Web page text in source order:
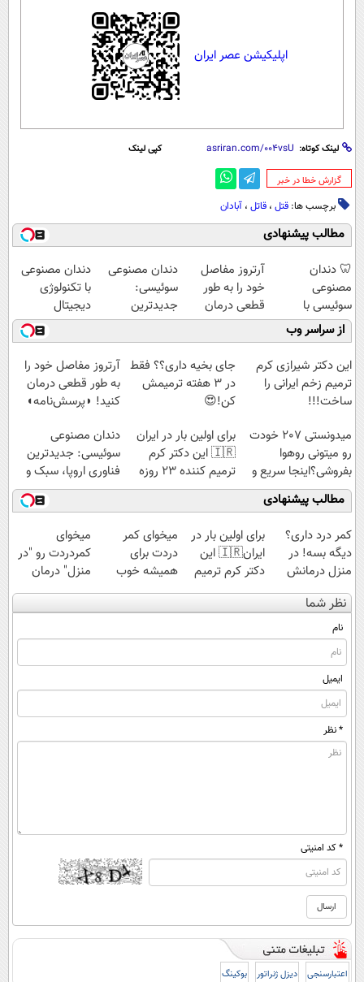
اپلیکیشن عصر ایران
لینک کوتاه: کپی لینک
‌گزارش خطا در خبر
برچسب ها: قتل ، قاتل ، آبادان
مطالب پیشنهادی
🦷 دندان
مصنوعی
سوئیسی با
تکنولوژی
دیجیتال |
پرداخت در 4
قسط |📍 تهران
آرتروز مفاصل
خود را به طور
قطعی درمان
کنید!
◗پرسش‌نامه◖
دندان مصنوعی
سوئیسی:
جدیدترین
فناوری اروپا،
سبک و مقاوم |
پرداخت قسطی
دندان مصنوعی
با تکنولوژی
دیجیتال
سوئیسی🇨🇭
از سراسر وب
این دکتر شیرازی کرم
ترمیم زخم ایرانی را
ساخت!!!
جای بخیه داری؟؟ فقط
در 3 هفته ترمیمش
کن!😍
آرتروز مفاصل خود را
به طور قطعی درمان
کنید! ◗پرسش‌نامه◖
میدونستی 207 خودت
رو میتونی روهوا
بفروشی؟اینجا سریع و
راحت بفروش
برای اولین بار در ایران
🇮🇷 این دکتر کرم
ترمیم کننده 23 روزه
ساخت!
دندان مصنوعی
سوئیسی: جدیدترین
فناوری اروپا، سبک و
مقاوم | پرداخت
مطالب پیشنهادی
کمر درد داری؟
دیگه بسه! در
منزل درمانش
کن
(◀پرسش‌نامه)
برای اولین بار در
ایران🇮🇷 این
دکتر کرم ترمیم
کننده 23 روزه
میخوای کمر
دردت برای
همیشه خوب
شه؟ ◀
میخوای
کمردردت رو "در
منزل" درمان
کنی؟ (◂فیلم +
نظر شما
نام
ایمیل
* نظر
* کد امنیتی
اعتبارسنجی دیزل ژنراتور بوکینگ